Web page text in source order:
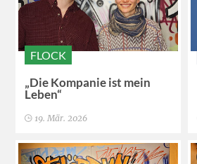
FLOCK
„Die Kompanie ist mein
Leben“
19. Mär. 2026